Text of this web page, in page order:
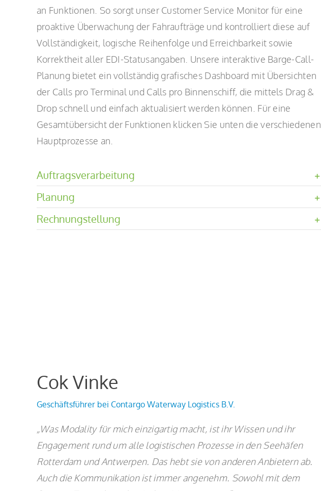
an Funktionen. So sorgt unser Customer Service Monitor für eine
proaktive Überwachung der Fahraufträge und kontrolliert diese auf
Vollständigkeit, logische Reihenfolge und Erreichbarkeit sowie
Korrektheit aller EDI-Statusangaben. Unsere interaktive Barge-Call-
Planung bietet ein vollständig grafisches Dashboard mit Übersichten
der Calls pro Terminal und Calls pro Binnenschiff, die mittels Drag &
Drop schnell und einfach aktualisiert werden können. Für eine
Gesamtübersicht der Funktionen klicken Sie unten die verschiedenen
Hauptprozesse an.
Auftragsverarbeitung
Planung
Rechnungstellung
Cok Vinke
Geschäftsführer bei Contargo Waterway Logistics B.V.
„Was Modality für mich einzigartig macht, ist ihr Wissen und ihr
Engagement rund um alle logistischen Prozesse in den Seehäfen
Rotterdam und Antwerpen. Das hebt sie von anderen Anbietern ab.
Auch die Kommunikation ist immer angenehm. Sowohl mit dem